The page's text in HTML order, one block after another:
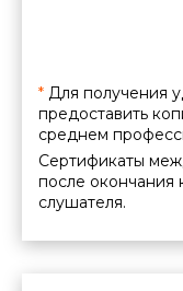
* Для получения
предоставить
среднем
Сертификаты
после окончания
слушателя.